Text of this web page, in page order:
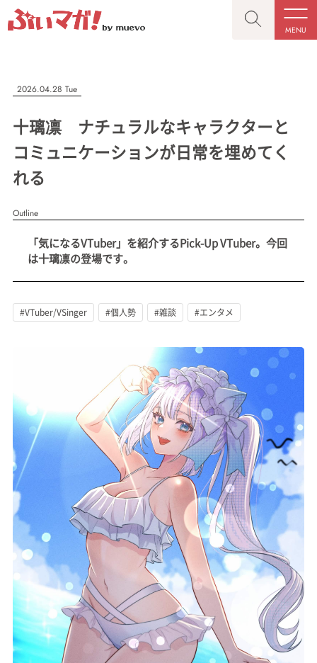
MENU
CLOSE
記事を検索する
#VTuber/VSinger #男性 #女性 #バ美肉 #男の娘
#獣系 #動物系 #企業公式 #個人勢
CLOSE
“推しへの応援を形にする”VTuber専門メディア
記事一覧
プレスリリース一覧
会社概要
お問い合わせ
LINK
muevoクラウドファンディング
muevoコミュニティ
ぶいクラ！by muevo
FUKAKACHI+
Follow us
Official SNS
2026.04.28 Tue
十璃凛 ナチュラルなキャラクターと
コミュニケーションが日常を埋めてく
れる
Outline
「気になるVTuber」を紹介するPick-Up VTuber。今回
は十璃凛の登場です。
#VTuber/VSinger #個人勢 #雑談 #エンタメ